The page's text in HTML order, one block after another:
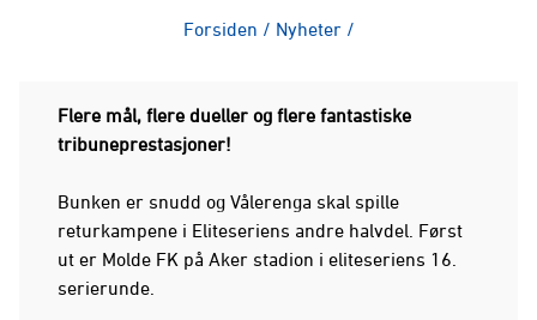
Forsiden / Nyheter /
Flere mål, flere dueller og flere fantastiske
tribuneprestasjoner!
Bunken er snudd og Vålerenga skal spille
returkampene i Eliteseriens andre halvdel. Først
ut er Molde FK på Aker stadion i eliteseriens 16.
serierunde.